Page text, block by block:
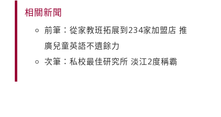
相關新聞
前筆：從家教班拓展到234家加盟店 推
廣兒童英語不遺餘力
次筆：私校最佳研究所 淡江2度稱霸